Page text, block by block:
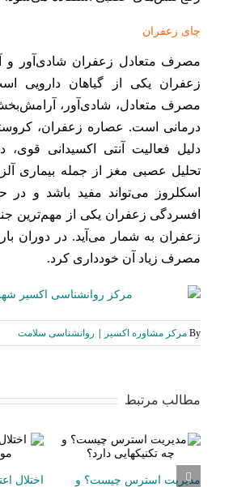
چای زعفران
مصرف متعادل زعفران شادی‌آور
زعفران یکی از گیاهان دارویی
مصرف متعادل، شادی‌آور،
درمانی است. عصاره زعفران،
دلیل فعالیت آنتی اکسیدانی قوی،
تحلیل عصبی مغز از جمله بیماری
اسکلروز می‌تواند مفید باشد و
افسردگی زعفران یکی از مهم‌ترین
زعفران به شمار می‌آید. در دوران
مصرف زیاد آن خودداری کرد.
By مرکز مشاوره اکسیر روانشناسی سلامت
مطالب مرتبط
مدیریت استرس چیست؟ و